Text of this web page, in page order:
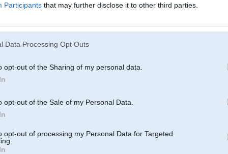
Participants that may further disclose it to other third parties.
Data Processing Opt Outs
opt-out of the Sharing of my personal data.
opt-out of the Sale of my Personal Data.
opt-out of processing my Personal Data for Targeted
paldies ka kaut ko atbildejat meklesu uz vienibas gatves,